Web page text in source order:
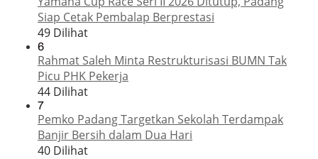
Siap Cetak Pembalap Berprestasi
49 Dilihat
6
Rahmat Saleh Minta Restrukturisasi BUMN Tak
Picu PHK Pekerja
44 Dilihat
7
Pemko Padang Targetkan Sekolah Terdampak
Banjir Bersih dalam Dua Hari
40 Dilihat